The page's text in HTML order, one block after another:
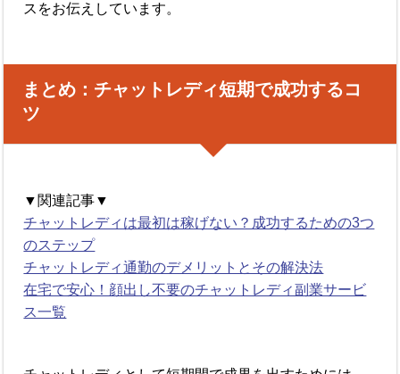
スをお伝えしています。
まとめ：チャットレディ短期で成功するコ
ツ
▼関連記事▼
チャットレディは最初は稼げない？成功するための3つ
のステップ
チャットレディ通勤のデメリットとその解決法
在宅で安心！顔出し不要のチャットレディ副業サービ
ス一覧